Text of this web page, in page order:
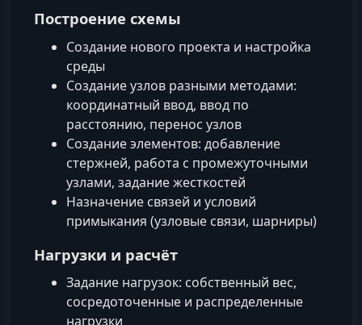
Построение схемы
Создание нового проекта и настройка
среды
Создание узлов разными методами:
координатный ввод, ввод по
расстоянию, перенос узлов
Создание элементов: добавление
стержней, работа с промежуточными
узлами, задание жесткостей
Назначение связей и условий
примыкания (узловые связи, шарниры)
Нагрузки и расчёт
Задание нагрузок: собственный вес,
сосредоточенные и распределенные
нагрузки